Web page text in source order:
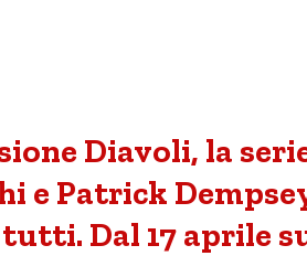
Diavoli, la
e Patrick
tutti. Dal 17 aprile